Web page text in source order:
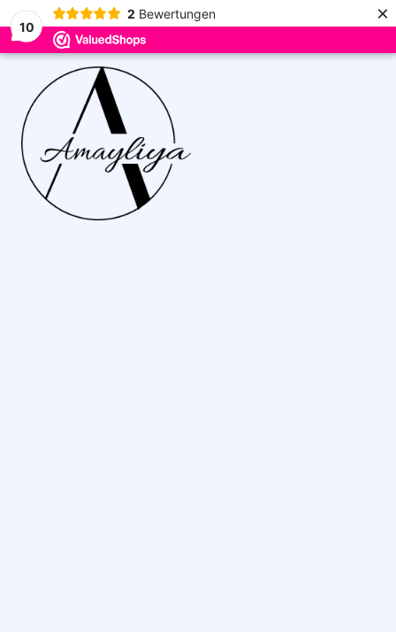
10
2 Bewertungen ×